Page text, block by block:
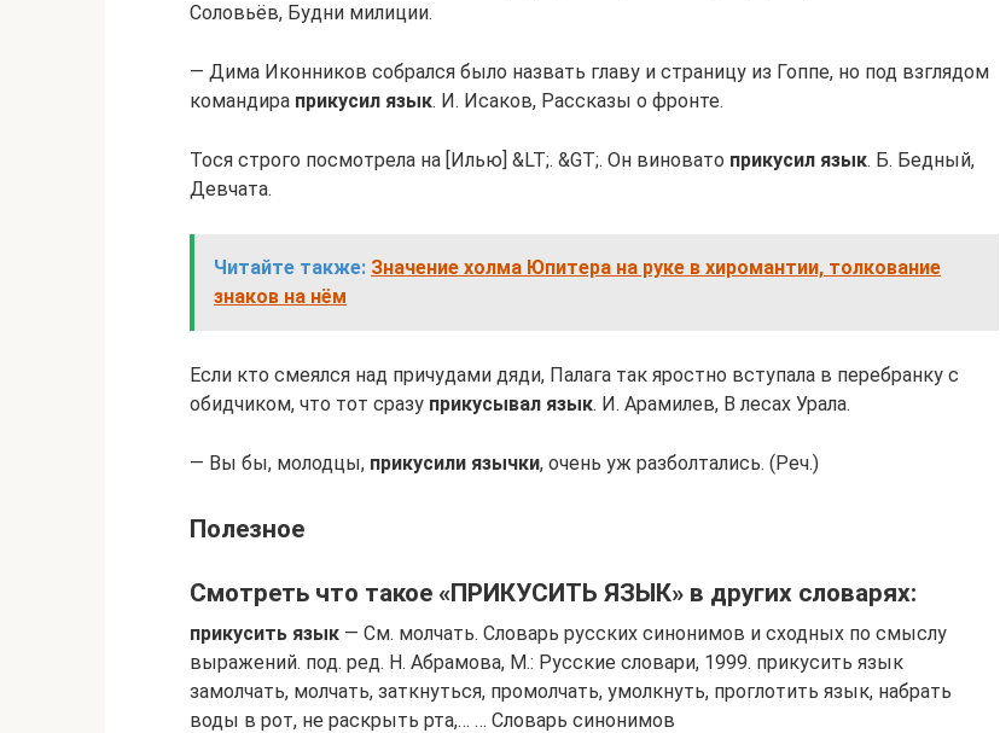
Соловьёв, Будни милиции.
— Дима Иконников собрался было назвать главу и страницу из Гоппе, но под взглядом
командира прикусил язык. И. Исаков, Рассказы о фронте.
Тося строго посмотрела на [Илью] &LT;. &GT;. Он виновато прикусил язык. Б. Бедный,
Девчата.
Читайте также: Значение холма Юпитера на руке в хиромантии, толкование
знаков на нём
Если кто смеялся над причудами дяди, Палага так яростно вступала в перебранку с
обидчиком, что тот сразу прикусывал язык. И. Арамилев, В лесах Урала.
— Вы бы, молодцы, прикусили язычки, очень уж разболтались. (Реч.)
Полезное
Смотреть что такое «ПРИКУСИТЬ ЯЗЫК» в других словарях:
прикусить язык — См. молчать. Словарь русских синонимов и сходных по смыслу
выражений. под. ред. Н. Абрамова, М.: Русские словари, 1999. прикусить язык
замолчать, молчать, заткнуться, промолчать, умолкнуть, проглотить язык, набрать
воды в рот, не раскрыть рта,… … Словарь синонимов